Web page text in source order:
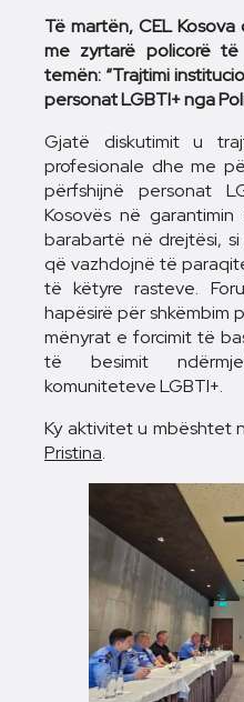
Të martën, CEL
me zyrtarë policorë
temën: “Trajtimi
personat LGBTI+ nga
Gjatë diskutimit u
profesionale dhe me
përfshijnë personat
Kosovës në
barabartë në drejtësi,
që vazhdojnë të
të këtyre rasteve.
hapësirë për shkëmbim
mënyrat e forcimit të
të besimit
komuniteteve LGBTI+.
Ky aktivitet u mbështet
Pristina.